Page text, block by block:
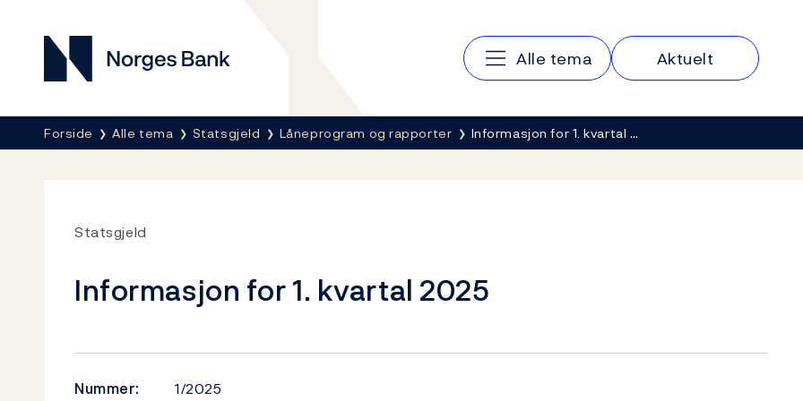
Norges Bank
Hovedmeny
Alle tema Aktuelt
Her er du nå:
Forside Alle tema Statsgjeld Låneprogram og rapporter Informasjon for 1. kvartal …
Statsgjeld
Informasjon for 1. kvartal 2025
Nummer: 1/2025